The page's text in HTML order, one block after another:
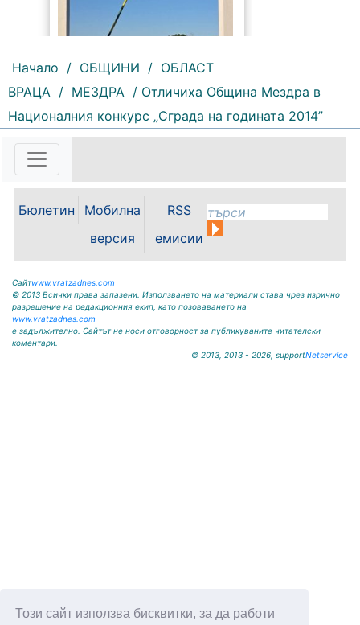
Този сайт използва бисквитки, за да работи
150 | 2026-08-06 09:55:43
С футболна среща между
бъде открит градския стадион в
носи името на легендарния
Илия...
Начало / ОБЩИНИ / ОБЛАСТ
ВРАЦА / МЕЗДРА / Отличиха Община Мездра в
Националния конкурс „Сграда на годината 2014”
Бюлетин
Мобилна
версия
RSS
емисии
Сайтwww.vratzadnes.com
© 2013 Всички права запазени. Използването на материали става чрез изрично
разрешение на редакционния екип, като позоваването на
www.vratzadnes.com
е задължително. Сайтът не носи отговорност за публикуваните читателски
коментари.
© 2013, 2013 - 2026, supportNetservice